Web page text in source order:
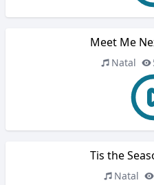
Meet Me
Natal
Tis the
Natal